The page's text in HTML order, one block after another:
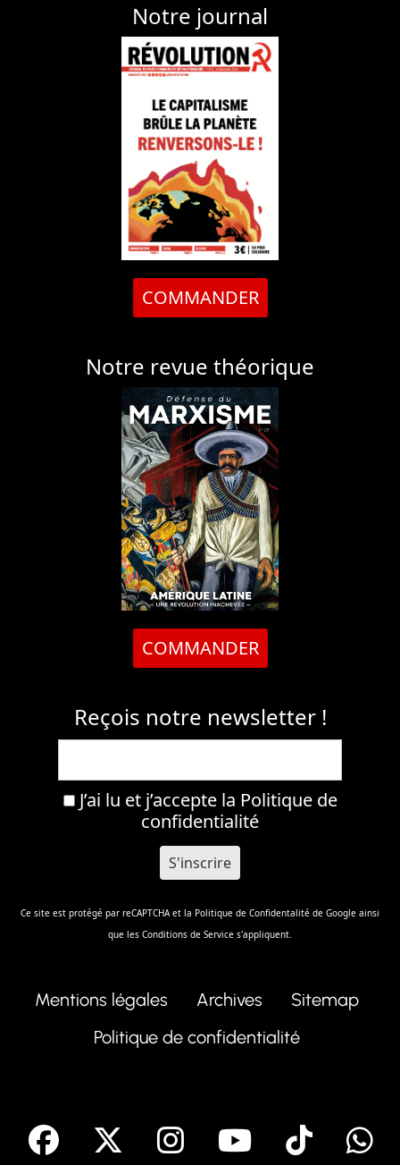
Notre journal
COMMANDER
Notre revue théorique
COMMANDER
Reçois notre newsletter !
J’ai lu et j’accepte la Politique de
confidentialité
Ce site est protégé par reCAPTCHA et la Politique de Confidentalité de Google ainsi
que les Conditions de Service s'appliquent.
Mentions légales Archives
Sitemap
Politique de confidentialité
facebook Instagram
Youtube
Tik